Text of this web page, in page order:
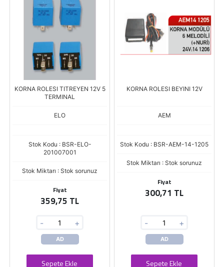
KORNA ROLESI TITREYEN 12V 5
TERMINAL
ELO
Stok Kodu : BSR-ELO-
201007001
Stok Miktarı : Stok sorunuz
Fiyat
359,75 TL
- +
AD
Sepete Ekle
KORNA ROLESI BEYINI 12V
AEM
Stok Kodu : BSR-AEM-14-1205
Stok Miktarı : Stok sorunuz
Fiyat
300,71 TL
- +
AD
Sepete Ekle